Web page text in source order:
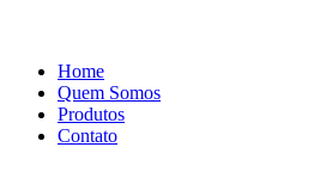
Home
Quem Somos
Produtos
Contato